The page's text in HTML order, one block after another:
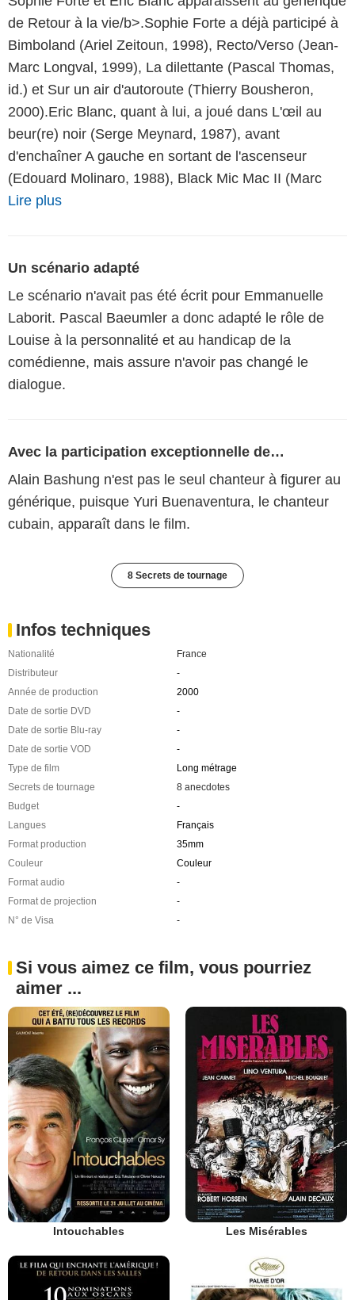
de Retour à la vie/b>.Sophie Forte a déjà participé à
Bimboland (Ariel Zeitoun, 1998), Recto/Verso (Jean-
Marc Longval, 1999), La dilettante (Pascal Thomas,
id.) et Sur un air d'autoroute (Thierry Bousheron,
2000).Eric Blanc, quant à lui, a joué dans L'œil au
beur(re) noir (Serge Meynard, 1987), avant
d'enchaîner A gauche en sortant de l'ascenseur
(Edouard Molinaro, 1988), Black Mic Mac II (Marc
Lire plus
Un scénario adapté
Le scénario n'avait pas été écrit pour Emmanuelle
Laborit. Pascal Baeumler a donc adapté le rôle de
Louise à la personnalité et au handicap de la
comédienne, mais assure n'avoir pas changé le
dialogue.
Avec la participation exceptionnelle de…
Alain Bashung n'est pas le seul chanteur à figurer au
générique, puisque Yuri Buenaventura, le chanteur
cubain, apparaît dans le film.
8 Secrets de tournage
Infos techniques
Nationalité
France
Distributeur
-
Année de production
2000
Date de sortie DVD
-
Date de sortie Blu-ray
-
Date de sortie VOD
-
Type de film
Long métrage
Secrets de tournage
8 anecdotes
Budget
-
Langues
Français
Format production
35mm
Couleur
Couleur
Format audio
-
Format de projection
-
N° de Visa
-
Si vous aimez ce film, vous pourriez
aimer ...
Intouchables Les Misérables